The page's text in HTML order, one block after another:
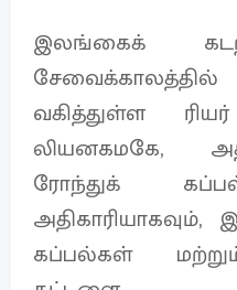
இலங்கைக்
வகித்துள்ள
லியனகமகே,
ரோந்துக்
கப்பல்கள்